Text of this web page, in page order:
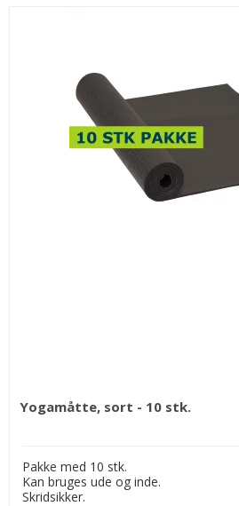
Yogamåtte, sort - 10 stk.
Pakke med 10 stk.
Kan bruges ude og inde.
Skridsikker.